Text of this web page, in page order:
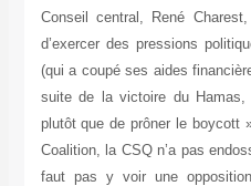
Conseil central, René
d’exercer des pressions
(qui a coupé ses aides
suite de la victoire du
plutôt que de prôner le
Coalition, la CSQ n’a pas
faut pas y voir une